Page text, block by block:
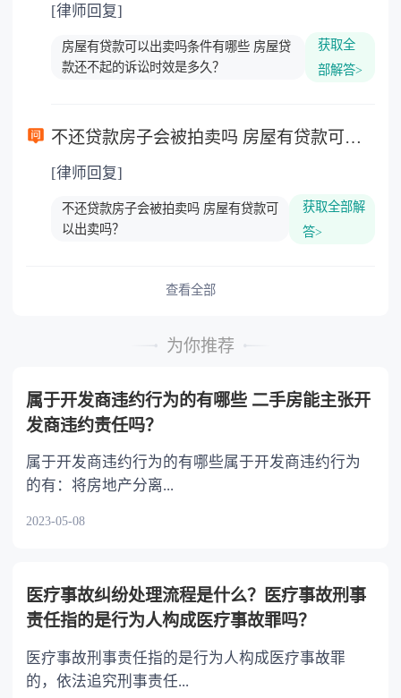
[律师回复]
房屋有贷款可以出卖吗条件有哪些 房屋贷
款还不起的诉讼时效是多久？
获取全
部解答>
不还贷款房子会被拍卖吗 房屋有贷款可以出卖吗？
[律师回复]
不还贷款房子会被拍卖吗 房屋有贷款可
以出卖吗？
获取全部解
答>
查看全部
为你推荐
属于开发商违约行为的有哪些 二手房能主张开
发商违约责任吗？
属于开发商违约行为的有哪些属于开发商违约行为
的有：将房地产分离...
2023-05-08
医疗事故纠纷处理流程是什么？医疗事故刑事
责任指的是行为人构成医疗事故罪吗？
医疗事故刑事责任指的是行为人构成医疗事故罪
的，依法追究刑事责任...